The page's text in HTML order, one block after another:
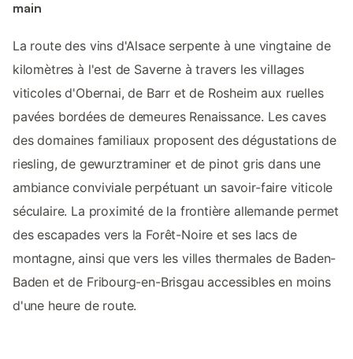
main
La route des vins d'Alsace serpente à une vingtaine de
kilomètres à l'est de Saverne à travers les villages
viticoles d'Obernai, de Barr et de Rosheim aux ruelles
pavées bordées de demeures Renaissance. Les caves
des domaines familiaux proposent des dégustations de
riesling, de gewurztraminer et de pinot gris dans une
ambiance conviviale perpétuant un savoir-faire viticole
séculaire. La proximité de la frontière allemande permet
des escapades vers la Forêt-Noire et ses lacs de
montagne, ainsi que vers les villes thermales de Baden-
Baden et de Fribourg-en-Brisgau accessibles en moins
d'une heure de route.